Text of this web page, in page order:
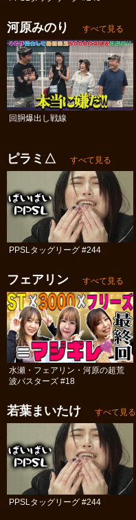
河原みのり すべて見る
回胴爆出し戦線
ピラミ△ すべて見る
PPSLタッグリーグ #244
フェアリン すべて見る
水瀬・フェアリン・河原の超荒
波バスターズ #18
若葉まいたけ すべて見る
PPSLタッグリーグ #244